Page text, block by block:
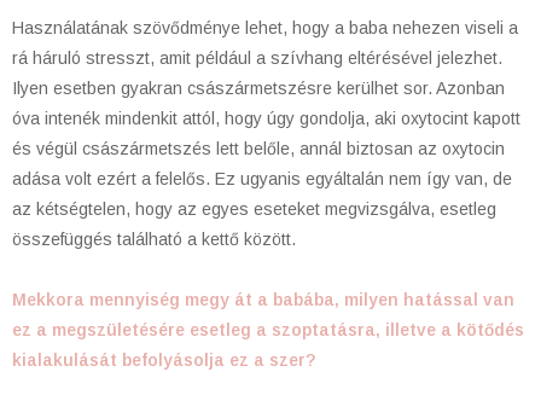
Használatának szövődménye lehet, hogy a baba nehezen viseli a
rá háruló stresszt, amit például a szívhang eltérésével jelezhet.
Ilyen esetben gyakran császármetszésre kerülhet sor. Azonban
óva intenék mindenkit attól, hogy úgy gondolja, aki oxytocint kapott
és végül császármetszés lett belőle, annál biztosan az oxytocin
adása volt ezért a felelős. Ez ugyanis egyáltalán nem így van, de
az kétségtelen, hogy az egyes eseteket megvizsgálva, esetleg
összefüggés található a kettő között.
Mekkora mennyiség megy át a babába, milyen hatással van
ez a megszületésére esetleg a szoptatásra, illetve a kötődés
kialakulását befolyásolja ez a szer?